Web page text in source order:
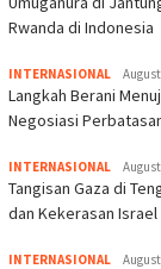
Rwanda di Indonesia
INTERNASIONAL
Langkah Berani
Negosiasi
INTERNASIONAL
Tangisan Gaza di
dan Kekerasan Israel
INTERNASIONAL